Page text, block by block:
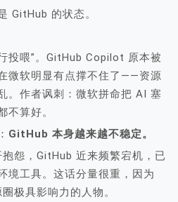
GitHub 的状态。
投喂”。GitHub Copilot 原本被
微软明显有点撑不住了——资源
。作者讽刺：微软拼命把 AI 塞
不算好。
GitHub 本身越来越不稳定。
怨，GitHub 近来频繁宕机，已
境工具。这话分量很重，因为
极具影响力的人物。